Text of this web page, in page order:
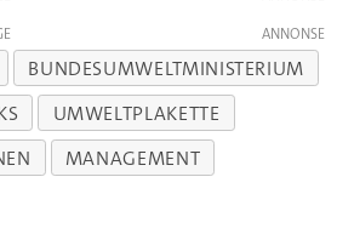
BUNDESUMWELTMINISTERIUM
UMWELTPLAKETTE
MANAGEMENT